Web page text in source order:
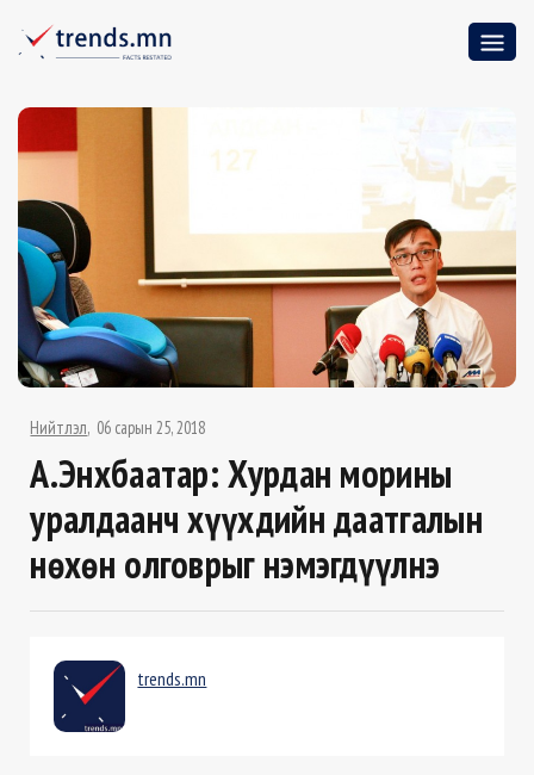
Нийтлэл 06 сарын 25, 2018
А.Энхбаатар: Хурдан морины
уралдаанч хүүхдийн даатгалын
нөхөн олговрыг нэмэгдүүлнэ
trends.mn